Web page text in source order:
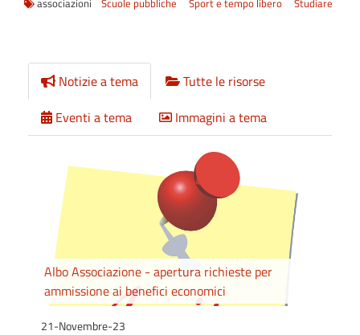
Notizie a tema
Tutte le risorse
Eventi a tema
Immagini a tema
Albo Associazione - apertura richieste per
ammissione ai benefici economici
21-Novembre-23